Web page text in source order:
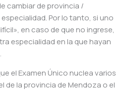
cambiar de provincia /
Por lo tanto, si uno
en caso de que no ingrese,
especialidad en la que hayan
el Examen Único nuclea varios
de la provincia de Mendoza o el